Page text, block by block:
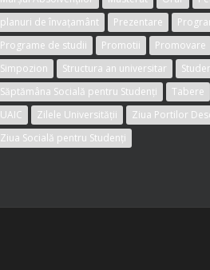
planuri de învațamânt
Prezentare
Programe de studii
Promotii Promovare
Simpozion
Structura an universitar
Săptămâna Socială pentru Studenți
Tabere
UAIC
Zilele Universității
Ziua Portilor
Ziua Socială pentru Studenți